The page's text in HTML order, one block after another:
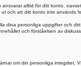
alltid för ditt konto,
och att ditt konto inte används
dina personliga uppgifter och
och förståelsen av
om din personliga integritet.